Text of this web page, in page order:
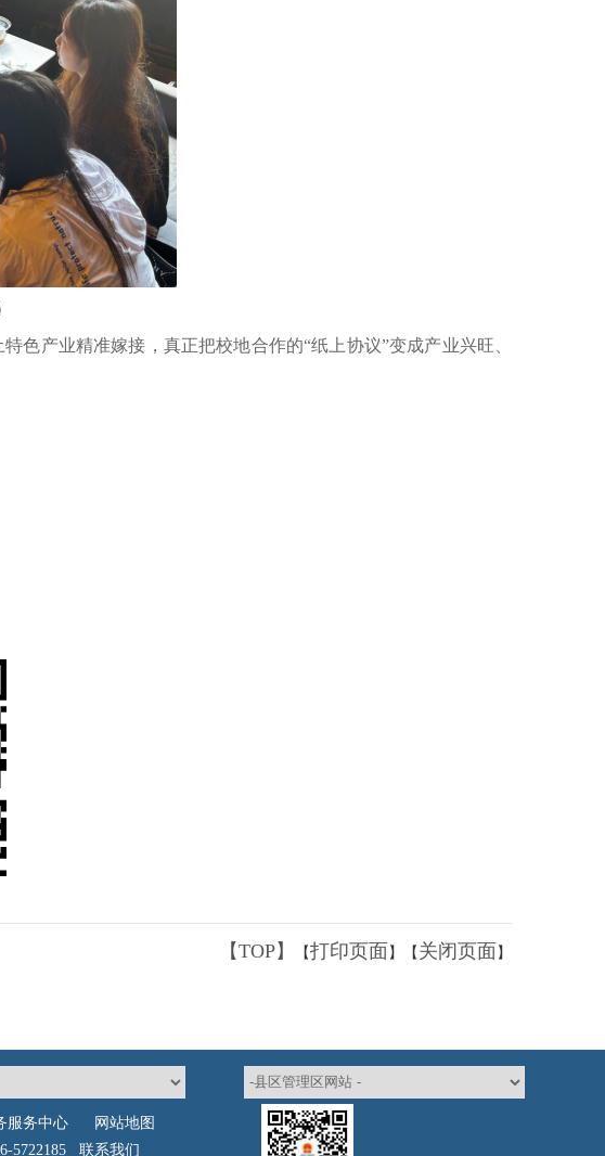
色产业精准嫁接，真正把校地合作的“纸上协议”变成产业兴旺、
【TOP】 【打印页面】【 关闭页面】
务服务中心 网站地图
5722185联系我们